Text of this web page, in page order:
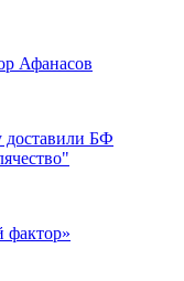
Афанасов
БФ
фактор»